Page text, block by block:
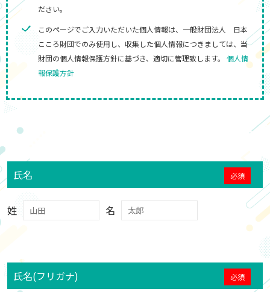
ださい。
このページでご入力いただいた個人情報は、一般財団法人 日本
こころ財団でのみ使用し、収集した個人情報につきましては、当
財団の個人情報保護方針に基づき、適切に管理致します。 個人情
報保護方針
氏名
姓 名
氏名(フリガナ)